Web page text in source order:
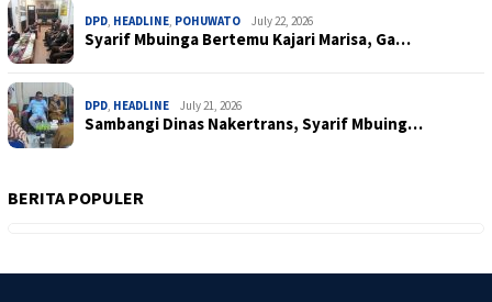
DPD HEADLINE POHUWATO July 22, 2026
Syarif Mbuinga Bertemu Kajari Marisa, Ga…
DPD HEADLINE July 21, 2026
Sambangi Dinas Nakertrans, Syarif Mbuing…
BERITA POPULER